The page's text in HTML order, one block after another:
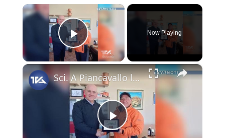
×
Play Video
Now Playing
×
Play
Sci. A Piancavallo le gare di "Coppa Sicilia 2026", "Coppa Adrano” e “Memorial Pippo Maccarrone". O